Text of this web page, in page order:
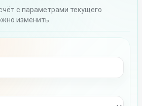
с параметрами текущего
изменить.